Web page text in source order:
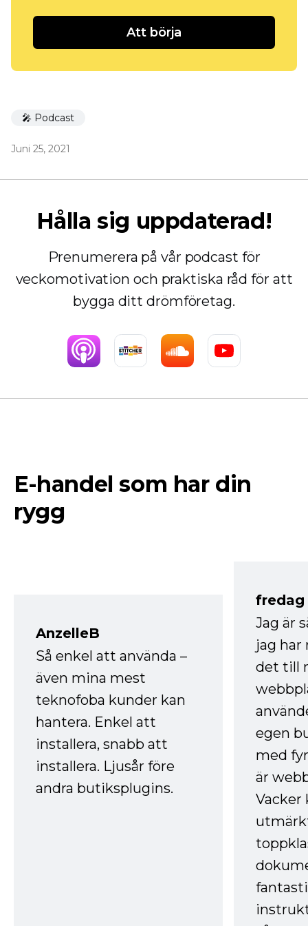
Att börja
🎤 Podcast
Juni 25, 2021
Hålla sig uppdaterad!
Prenumerera på vår podcast för
veckomotivation och praktiska råd för att
bygga ditt drömföretag.
E-handel som har din
rygg
AnzelleB
Så enkel att använda –
även mina mest
teknofoba kunder kan
hantera. Enkel att
installera, snabb att
installera. Ljusår före
andra butiksplugins.
fredag
Jag är
jag
det till
egen
med
är
Vacker